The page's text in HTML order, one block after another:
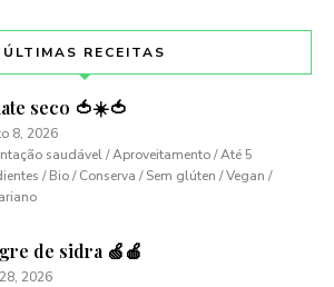
ÚLTIMAS RECEITAS
seco 🍅☀️🍅
8, 2026
saudável / Aproveitamento / Até 5
/ Bio / Conserva / Sem glúten / Vegan /
de sidra 🍏🍎
2026